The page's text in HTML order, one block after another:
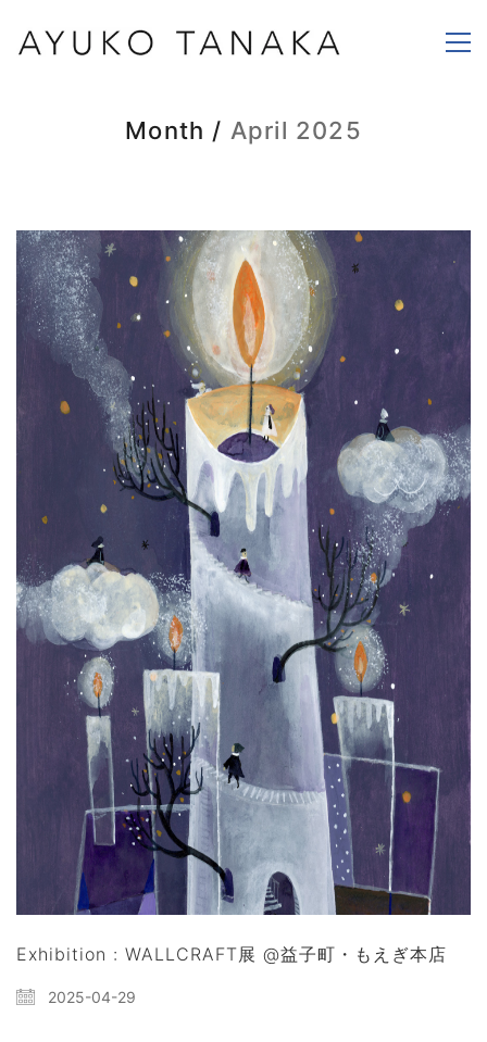
Month / April 2025
Exhibition : WALLCRAFT展 @益子町・もえぎ本店
2025-04-29